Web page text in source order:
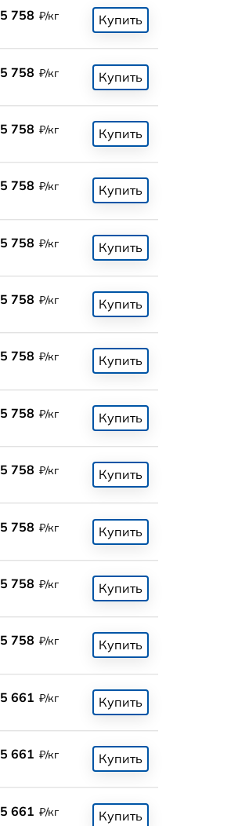
5 758 ₽/кг Купить
5 758 ₽/кг Купить
5 758 ₽/кг Купить
5 758 ₽/кг Купить
5 758 ₽/кг Купить
5 758 ₽/кг Купить
5 758 ₽/кг Купить
5 758 ₽/кг Купить
5 758 ₽/кг Купить
5 758 ₽/кг Купить
5 758 ₽/кг Купить
5 758 ₽/кг Купить
5 661 ₽/кг Купить
5 661 ₽/кг Купить
5 661 ₽/кг Купить